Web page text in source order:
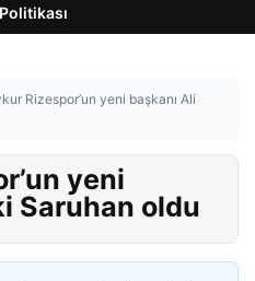
Rizespor’un yeni başkanı Ali
yeni
Saruhan oldu